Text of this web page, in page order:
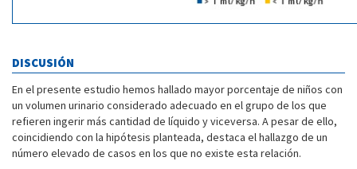
DISCUSIÓN
En el presente estudio hemos hallado mayor porcentaje de niños con
un volumen urinario considerado adecuado en el grupo de los que
refieren ingerir más cantidad de líquido y viceversa. A pesar de ello,
coincidiendo con la hipótesis planteada, destaca el hallazgo de un
número elevado de casos en los que no existe esta relación.